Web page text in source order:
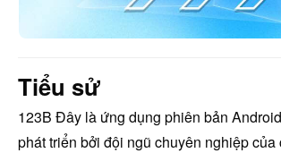
Tiểu sử
123B Đây là ứng dụng phiên bản
phát triển bởi đội ngũ chuyên nghiệp của